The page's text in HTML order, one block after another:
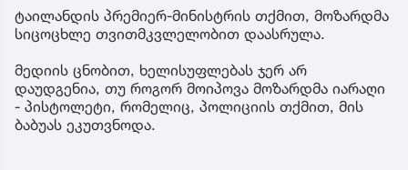
ტაილანდის პრემიერ-მინისტრის თქმით, მოზარდმა
სიცოცხლე თვითმკვლელობით დაასრულა.
მედიის ცნობით, ხელისუფლებას ჯერ არ
დაუდგენია, თუ როგორ მოიპოვა მოზარდმა იარაღი
- პისტოლეტი, რომელიც, პოლიციის თქმით, მის
ბაბუას ეკუთვნოდა.